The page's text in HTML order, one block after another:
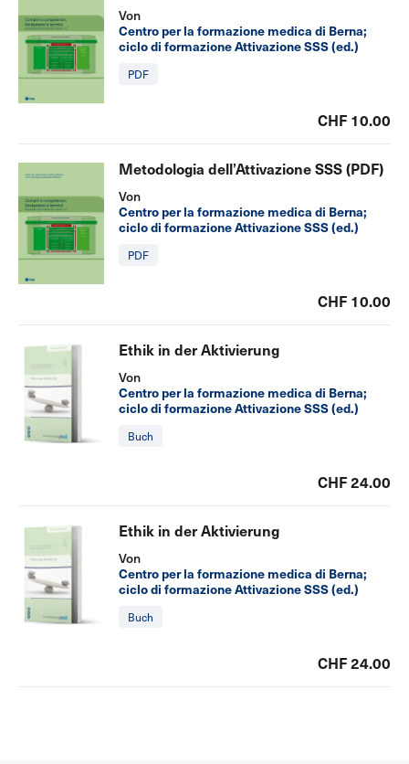
Von
Centro per la formazione medica di Berna;
ciclo di formazione Attivazione SSS (ed.)
PDF
CHF 10.00
Metodologia dell’Attivazione SSS (PDF)
Von
Centro per la formazione medica di Berna;
ciclo di formazione Attivazione SSS (ed.)
PDF
CHF 10.00
Ethik in der Aktivierung
Von
Centro per la formazione medica di Berna;
ciclo di formazione Attivazione SSS (ed.)
Buch
CHF 24.00
Ethik in der Aktivierung
Von
Centro per la formazione medica di Berna;
ciclo di formazione Attivazione SSS (ed.)
Buch
CHF 24.00